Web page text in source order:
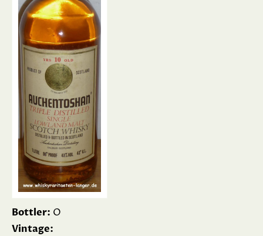
Bottler: O
Vintage: